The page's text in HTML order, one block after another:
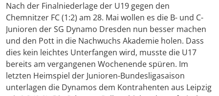
Nach der Finalniederlage der U19 gegen den
Chemnitzer FC (1:2) am 28. Mai wollen es die B- und C-
Junioren der SG Dynamo Dresden nun besser machen
und den Pott in die Nachwuchs Akademie holen. Dass
dies kein leichtes Unterfangen wird, musste die U17
bereits am vergangenen Wochenende spüren. Im
letzten Heimspiel der Junioren-Bundesligasaison
unterlagen die Dynamos dem Kontrahenten aus Leipzig